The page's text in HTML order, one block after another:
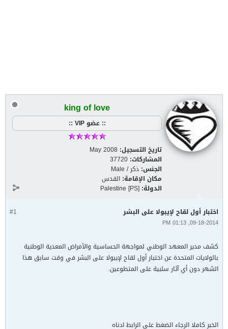
king of love
:: عضو VIP ::
تاريخ التسجيل: May 2008
المشاركات: 37720
الجنس: ذكر / Male
مكان الإقامة: القدس
الدولة: Palestine [PS]
#1 اختبار أول لقاح لإيبولا على البشر
09-18-2014, 01:13 PM
كشف مدير المعهد الوطني لمواجهة الحساسية والأمراض المعدية الوطنية
بالولايات المتحدة عن اختبار أول لقاح لإيبولا على البشر في وقت سابق هذا
الشهر دون أي آثار سلبية على المتطوعين.
الخبر كاملا الرجاء الضغط على الرابط ادناه